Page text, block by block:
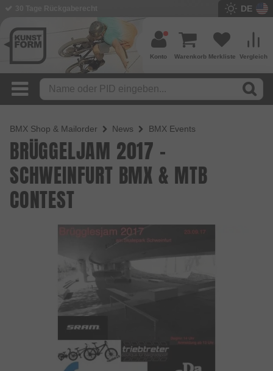
DE
Vergleich
Merkliste
Warenkorb
Konto
BMX Shop & Mailorder News BMX Events
BRÜGGELJAM 2017 -
SCHWEINFURT BMX & MTB
CONTEST